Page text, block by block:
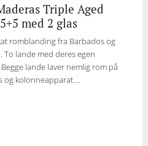
Triple Aged
med 2 glas
romblanding fra Barbados og
To lande med deres egen
lande laver nemlig rom på
og kolonneapparat....